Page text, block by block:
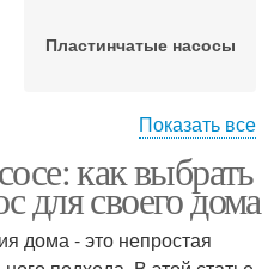
Пластинчатые насосы
Насосы с редуктором
Показать все
как выбрать
для своего дома
дома - это непростая